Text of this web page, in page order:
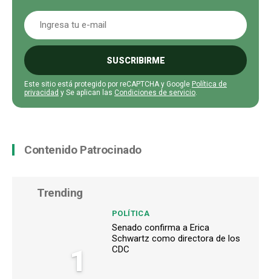
SUSCRIBIRME
Este sitio está protegido por reCAPTCHA y Google Política de
privacidad y Se aplican las Condiciones de servicio.
Contenido Patrocinado
Trending
1
POLÍTICA
Senado confirma a Erica
Schwartz como directora de los
CDC